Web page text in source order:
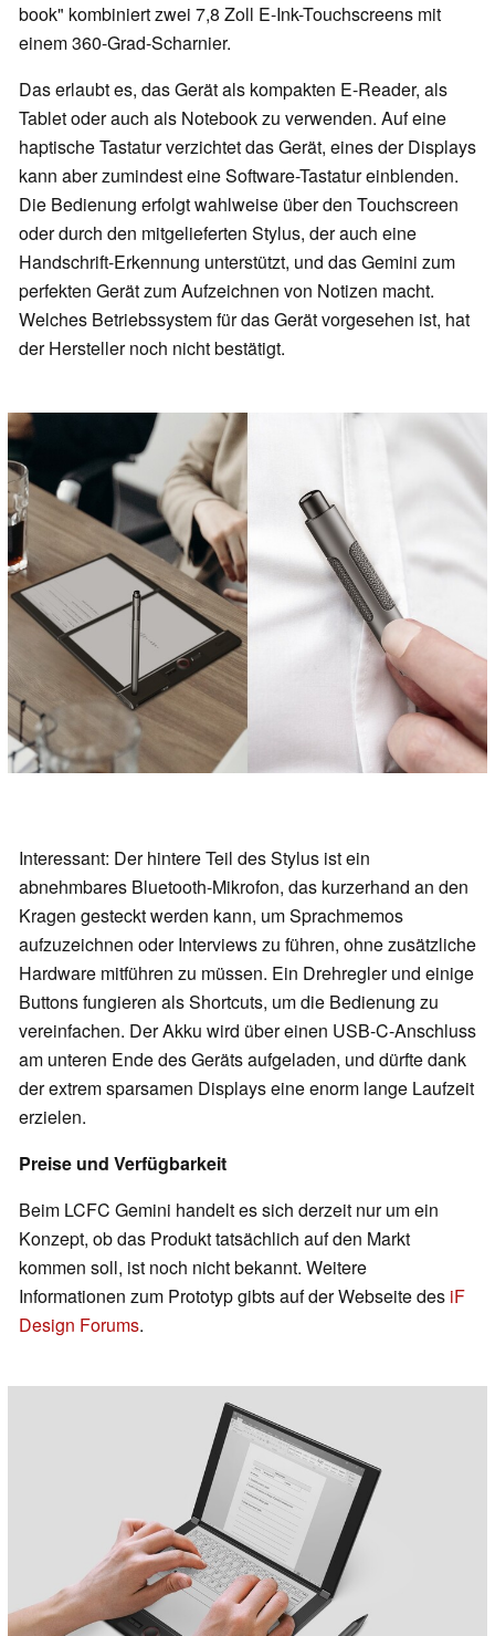
book" kombiniert zwei 7,8 Zoll E-Ink-Touchscreens mit
einem 360-Grad-Scharnier.
Das erlaubt es, das Gerät als kompakten E-Reader, als
Tablet oder auch als Notebook zu verwenden. Auf eine
haptische Tastatur verzichtet das Gerät, eines der Displays
kann aber zumindest eine Software-Tastatur einblenden.
Die Bedienung erfolgt wahlweise über den Touchscreen
oder durch den mitgelieferten Stylus, der auch eine
Handschrift-Erkennung unterstützt, und das Gemini zum
perfekten Gerät zum Aufzeichnen von Notizen macht.
Welches Betriebssystem für das Gerät vorgesehen ist, hat
der Hersteller noch nicht bestätigt.
Interessant: Der hintere Teil des Stylus ist ein
abnehmbares Bluetooth-Mikrofon, das kurzerhand an den
Kragen gesteckt werden kann, um Sprachmemos
aufzuzeichnen oder Interviews zu führen, ohne zusätzliche
Hardware mitführen zu müssen. Ein Drehregler und einige
Buttons fungieren als Shortcuts, um die Bedienung zu
vereinfachen. Der Akku wird über einen USB-C-Anschluss
am unteren Ende des Geräts aufgeladen, und dürfte dank
der extrem sparsamen Displays eine enorm lange Laufzeit
erzielen.
Preise und Verfügbarkeit
Beim LCFC Gemini handelt es sich derzeit nur um ein
Konzept, ob das Produkt tatsächlich auf den Markt
kommen soll, ist noch nicht bekannt. Weitere
Informationen zum Prototyp gibts auf der Webseite des iF
Design Forums.